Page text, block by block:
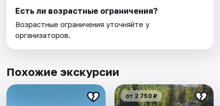
Есть ли возрастные ограничения?
Возрастные ограничения уточняйте у
организаторов.
Похожие экскурсии
от 2 750 ₽